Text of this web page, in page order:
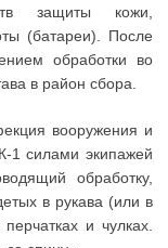
защиты кожи,
(батареи). После
обработки во
в район сбора.
вооружения и
1 силами экипажей
обработку,
в рукава (или в
и чулках.